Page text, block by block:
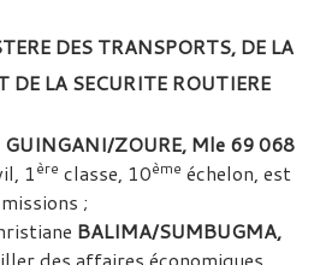
DES TRANSPORTS, DE LA
LA SECURITE ROUTIERE
GUINGANI/ZOURE, Mle 69 068
1ère classe, 10ème échelon, est
;
BALIMA/SUMBUGMA,